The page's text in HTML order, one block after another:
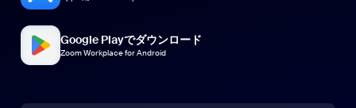
Google Playでダウンロード
Zoom Workplace for Android